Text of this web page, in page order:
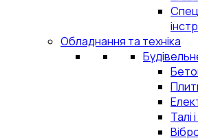
Обладнання та техніка
Талі